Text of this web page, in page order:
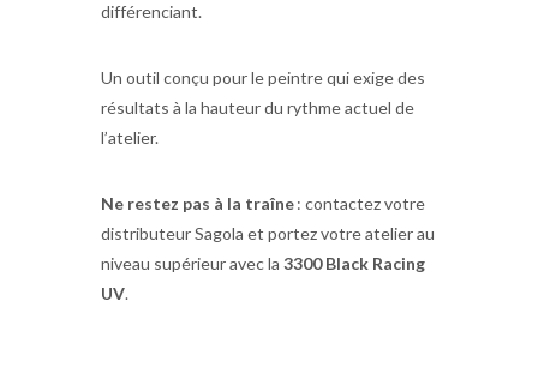
différenciant.
Un outil conçu pour le peintre qui exige des
résultats à la hauteur du rythme actuel de
l’atelier.
Ne restez pas à la traîne: contactez votre
distributeur Sagola et portez votre atelier au
niveau supérieur avec la 3300 Black Racing
UV.